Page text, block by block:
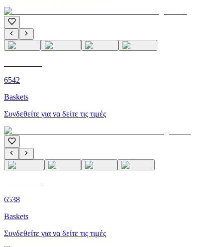
6542
Baskets
Συνδεθείτε για να δείτε τις τιμές
6538
Baskets
Συνδεθείτε για να δείτε τις τιμές